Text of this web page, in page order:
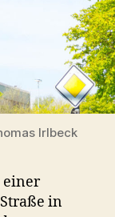
Irlbeck
einer
in